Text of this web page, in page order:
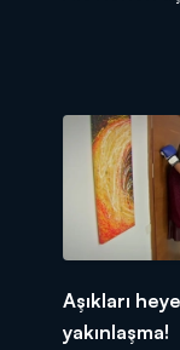
Aşıkları
yakınlaşma!